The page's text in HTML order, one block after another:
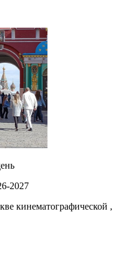
2027
кинематографической ,